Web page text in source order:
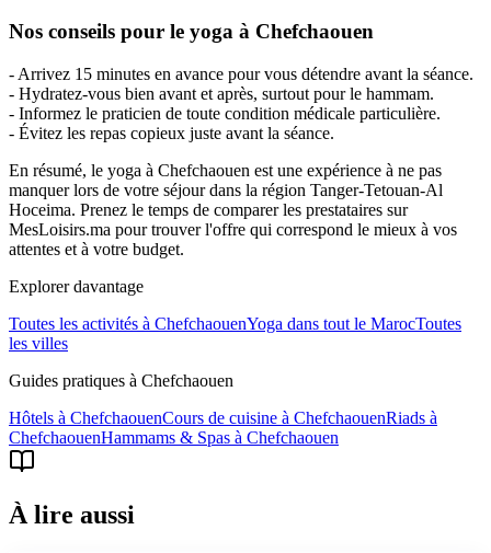
Nos conseils pour le yoga à Chefchaouen
- Arrivez 15 minutes en avance pour vous détendre avant la séance.
- Hydratez-vous bien avant et après, surtout pour le hammam.
- Informez le praticien de toute condition médicale particulière.
- Évitez les repas copieux juste avant la séance.
En résumé, le yoga à Chefchaouen est une expérience à ne pas
manquer lors de votre séjour dans la région Tanger-Tetouan-Al
Hoceima. Prenez le temps de comparer les prestataires sur
MesLoisirs.ma pour trouver l'offre qui correspond le mieux à vos
attentes et à votre budget.
Explorer davantage
Toutes les activités à ChefchaouenYoga dans tout le MarocToutes
les villes
Guides pratiques à Chefchaouen
Hôtels à ChefchaouenCours de cuisine à ChefchaouenRiads à
ChefchaouenHammams & Spas à Chefchaouen
À lire aussi